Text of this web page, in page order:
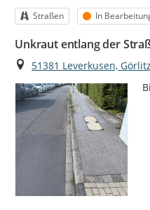
Kategorie
Straßen Status
In
Unkraut entlang der
Ort
51381 Leverkusen,